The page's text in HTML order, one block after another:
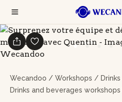
Wecandoo / Workshops /
Drinks and beverages workshops